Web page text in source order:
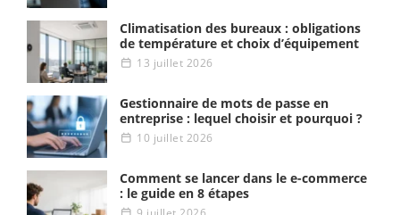
Climatisation des bureaux : obligations
de température et choix d’équipement
13 juillet 2026
Gestionnaire de mots de passe en
entreprise : lequel choisir et pourquoi ?
10 juillet 2026
Comment se lancer dans le e-commerce
: le guide en 8 étapes